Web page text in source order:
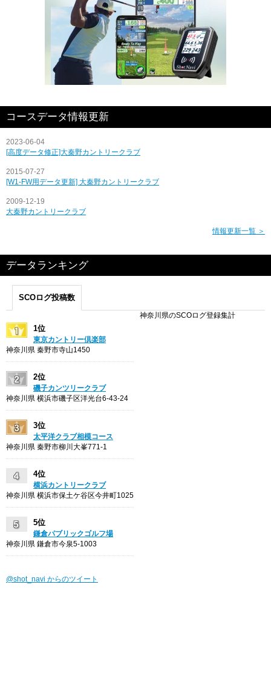
コースデータ情報更新
2023-06-04
[高度データ修正]大秦野カントリークラブ
2015-07-27
[W1-FW用データ更新] 大秦野カントリークラブ
2009-12-19
大秦野カントリークラブ
情報更新一覧 ＞
データランキング
SCOログ投稿数
神奈川県のSCOログ登録集計
1位
東京カントリー倶楽部
神奈川県 秦野市寺山1450
2位
磯子カンツリークラブ
神奈川県 横浜市磯子区洋光台6-43-24
3位
太平洋クラブ相模コース
神奈川県 秦野市柳川大峯771-1
4位
横浜カントリークラブ
神奈川県 横浜市保土ケ谷区今井町1025
5位
鎌倉パブリックゴルフ場
神奈川県 鎌倉市今泉5-1003
@shot_navi からのツイート